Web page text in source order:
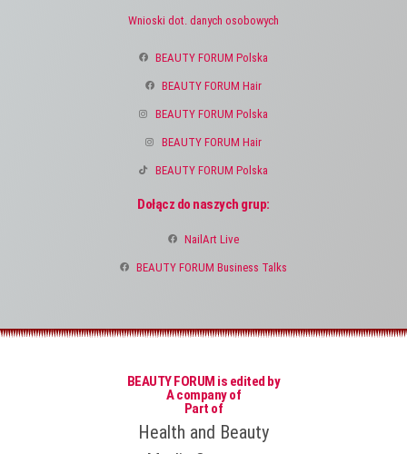
Wnioski dot. danych osobowych
BEAUTY FORUM Polska
BEAUTY FORUM Hair
BEAUTY FORUM Polska
BEAUTY FORUM Hair
BEAUTY FORUM Polska
Dołącz do naszych grup:
NailArt Live
BEAUTY FORUM Business Talks
BEAUTY FORUM is edited by
A company of
Part of
Health and Beauty